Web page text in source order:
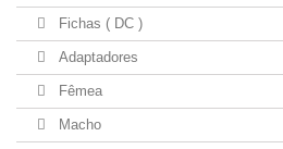
Fichas ( DC )
Adaptadores
Fêmea
Macho